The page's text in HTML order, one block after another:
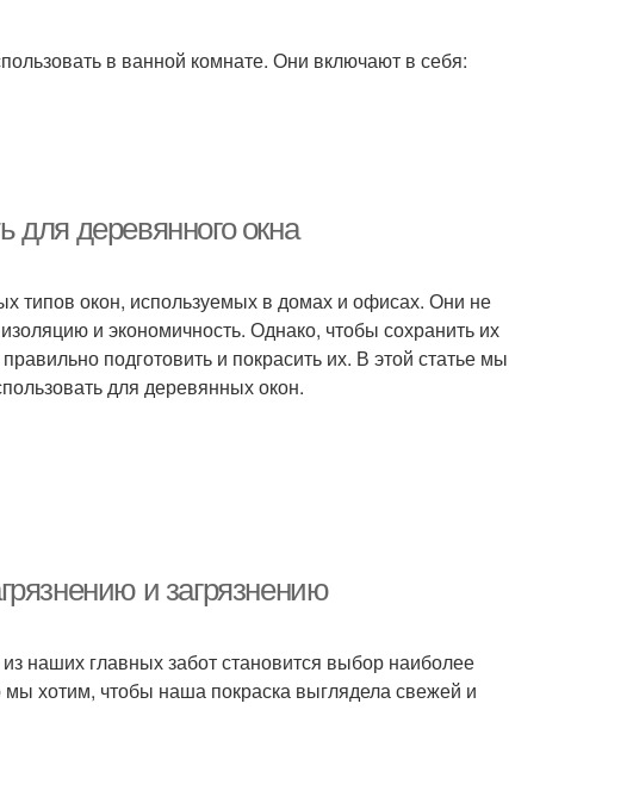
в ванной комнате. Они включают в себя:
для деревянного окна
типов окон, используемых в домах и офисах. Они не
и экономичность. Однако, чтобы сохранить их
подготовить и покрасить их. В этой статье мы
для деревянных окон.
и загрязнению
наших главных забот становится выбор наиболее
хотим, чтобы наша покраска выглядела свежей и